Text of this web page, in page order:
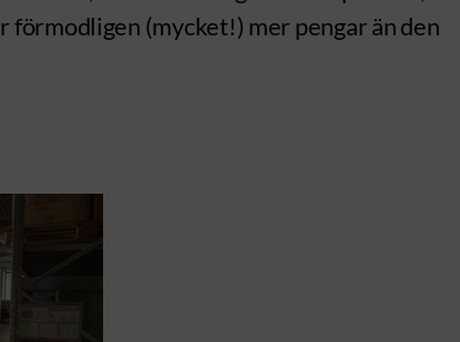
förmodligen (mycket!) mer pengar än den